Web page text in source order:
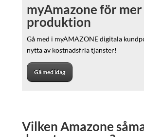
myAmazone för mer
produktion
Gå med i myAMAZONE digitala
nytta av kostnadsfria tjänster!
Gå med idag
Vilken Amazone